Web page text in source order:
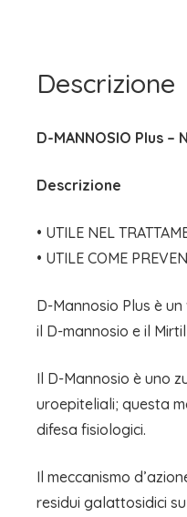
Descrizione
D-MANNOSIO Plus –
Descrizione
• UTILE NEL
• UTILE COME
D-Mannosio Plus è
il D-mannosio e il
Il D-Mannosio è uno
uroepiteliali; questa
difesa fisiologici.
Il meccanismo
residui galattosidici